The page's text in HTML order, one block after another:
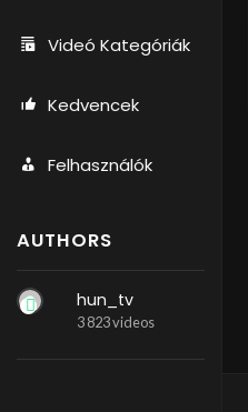
Videó Kategóriák
Kedvencek
Felhasználók
AUTHORS
hun_tv
3 823 videos